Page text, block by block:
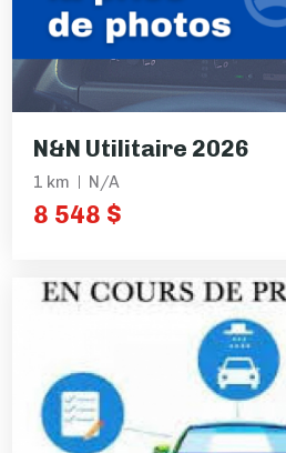
N&N Utilitaire 2026
1 km N/A
8 548 $